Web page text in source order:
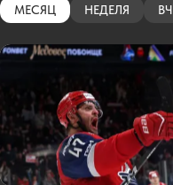
МЕСЯЦ НЕДЕЛЯ